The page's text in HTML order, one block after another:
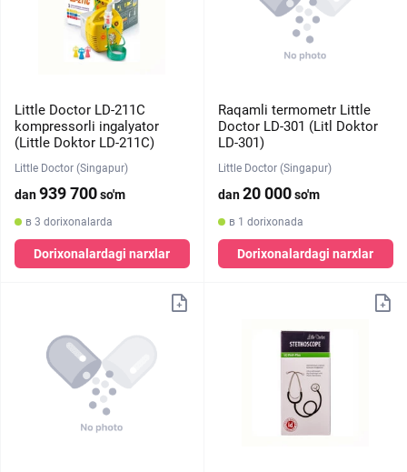
Little Doctor LD-211C
kompressorli ingalyator
(Little Doktor LD-211C)
Little Doctor (Singapur)
dan939 700so'm
в 3 dorixonalarda
Dorixonalardagi narxlar
Raqamli termometr Little
Doctor LD-301 (Litl Doktor
LD-301)
Little Doctor (Singapur)
dan20 000so'm
в 1 dorixonada
Dorixonalardagi narxlar